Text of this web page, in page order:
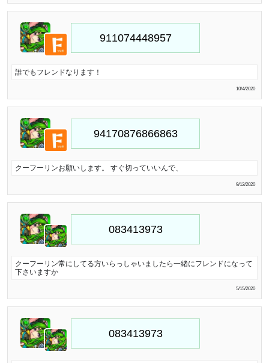
誰でもフレンドなります！
10/4/2020
クーフーリンお願いします。 すぐ切っていいんで、
9/12/2020
クーフーリン常にしてる方いらっしゃいましたら一緒にフレンドになって
下さいますか
5/15/2020